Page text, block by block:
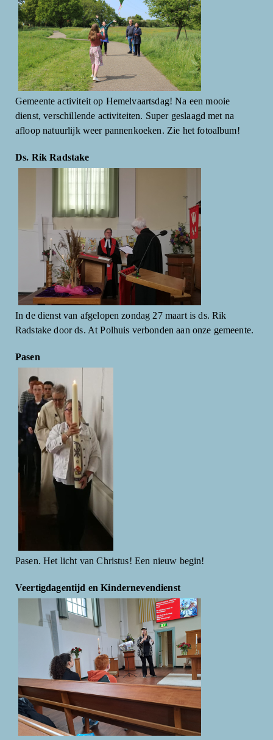
Gemeente activiteit op Hemelvaartsdag! Na een mooie
dienst, verschillende activiteiten. Super geslaagd met na
afloop natuurlijk weer pannenkoeken. Zie het fotoalbum!
Ds. Rik Radstake
In de dienst van afgelopen zondag 27 maart is ds. Rik
Radstake door ds. At Polhuis verbonden aan onze gemeente.
Pasen
Pasen. Het licht van Christus! Een nieuw begin!
Veertigdagentijd en Kindernevendienst